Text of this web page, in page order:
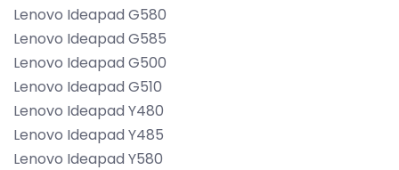
Lenovo Ideapad G580
Lenovo Ideapad G585
Lenovo Ideapad G500
Lenovo Ideapad G510
Lenovo Ideapad Y480
Lenovo Ideapad Y485
Lenovo Ideapad Y580